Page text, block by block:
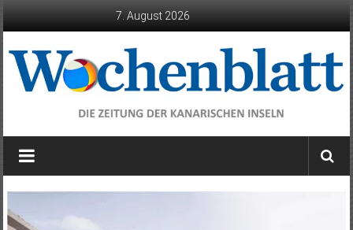
7. August 2026
Wochenblatt
die
Kanarischen